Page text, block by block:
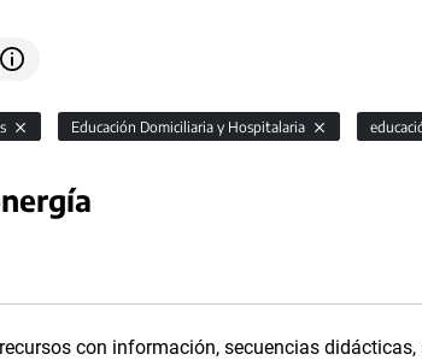
Educación Domiciliaria y Hospitalaria
con información, secuencias